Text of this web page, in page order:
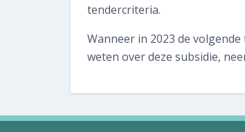
tendercriteria.
Wanneer in 2023 de
weten over deze subsidie,